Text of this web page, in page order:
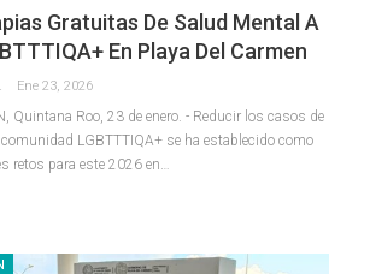
Gratuitas De Salud Mental A
En Playa Del Carmen
Ene 23, 2026
Quintana Roo, 23 de enero. - Reducir los casos de
LGBTTTIQA+ se ha establecido como
retos para este 2026 en